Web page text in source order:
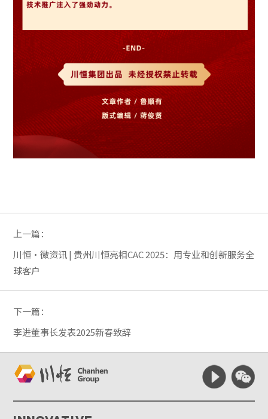
上一篇：
川恒·微资讯 | 贵州川恒亮相CAC 2025：用专业和创新服务全
球客户
下一篇：
李进董事长发表2025新春致辞